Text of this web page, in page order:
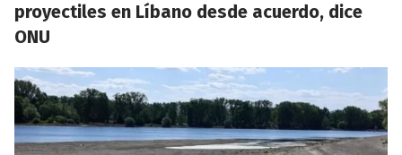
proyectiles en Líbano desde acuerdo, dice
ONU